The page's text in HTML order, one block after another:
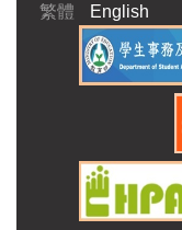
繁體 English